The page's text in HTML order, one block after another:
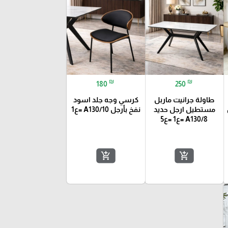
250 ₪
طاولة جرانيت ماربل
مستطيل ارجل حديد
A130/8 =ع1 =ع5
add_shopping_cart
180 ₪
كرسي وجه جلد اسود
نفخ بأرجل A130/10 =ع1
add_shopping_cart